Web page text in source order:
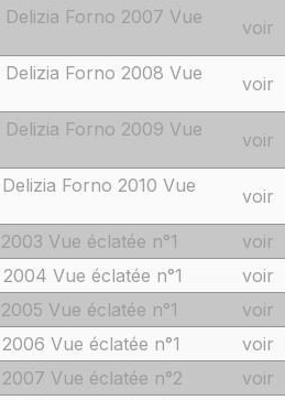
Forno 2007 Vue
voir
Forno 2008 Vue
voir
Forno 2009 Vue
voir
Forno 2010 Vue
voir
Vue éclatée n°1
voir
Vue éclatée n°1
voir
Vue éclatée n°1
voir
Vue éclatée n°1
voir
Vue éclatée n°2
voir